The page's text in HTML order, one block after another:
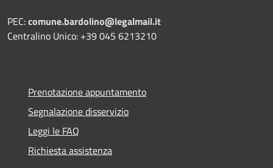
PEC:comune.bardolino@legalmail.it
Centralino Unico: +39 045 6213210
Prenotazione appuntamento
Segnalazione disservizio
Leggi le FAQ
Richiesta assistenza